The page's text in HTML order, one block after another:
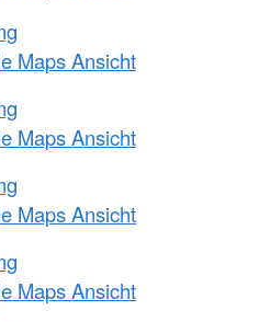
Maps Ansicht
Maps Ansicht
Maps Ansicht
Maps Ansicht